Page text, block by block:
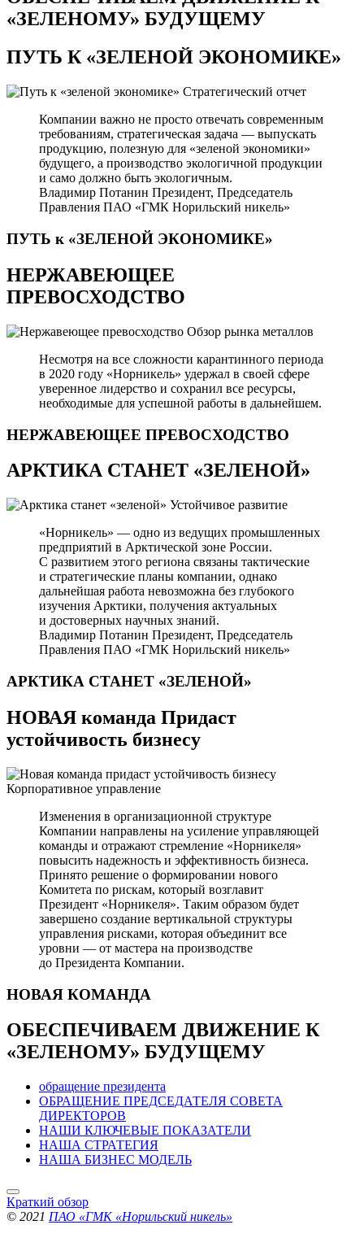
«ЗЕЛЕНОМУ» БУДУЩЕМУ
ПУТЬ К«ЗЕЛЕНОЙ ЭКОНОМИКЕ»
Стратегический отчет
Компании важно не просто отвечать современным
требованиям, стратегическая задача — выпускать
продукцию, полезную для «зеленой экономики»
будущего, а производство экологичной продукции
и само должно быть экологичным.
Владимир Потанин Президент, Председатель
Правления ПАО «ГМК Норильский никель»
ПУТЬ к «ЗЕЛЕНОЙ ЭКОНОМИКЕ»
НЕРЖАВЕЮЩЕЕ
ПРЕВОСХОДСТВО
Обзор рынка металлов
Несмотря на все сложности карантинного периода
в 2020 году «Норникель» удержал в своей сфере
уверенное лидерство и сохранил все ресурсы,
необходимые для успешной работы в дальнейшем.
НЕРЖАВЕЮЩЕЕ ПРЕВОСХОДСТВО
АРКТИКА СТАНЕТ «ЗЕЛЕНОЙ»
Устойчивое развитие
«Норникель» — одно из ведущих промышленных
предприятий в Арктической зоне России.
С развитием этого региона связаны тактические
и стратегические планы компании, однако
дальнейшая работа невозможна без глубокого
изучения Арктики, получения актуальных
и достоверных научных знаний.
Владимир Потанин Президент, Председатель
Правления ПАО «ГМК Норильский никель»
АРКТИКА СТАНЕТ «ЗЕЛЕНОЙ»
НОВАЯ команда Придаст
устойчивость бизнесу
Корпоративное управление
Изменения в организационной структуре
Компании направлены на усиление управляющей
команды и отражают стремление «Норникеля»
повысить надежность и эффективность бизнеса.
Принято решение о формировании нового
Комитета по рискам, который возглавит
Президент «Норникеля». Таким образом будет
завершено создание вертикальной структуры
управления рисками, которая объединит все
уровни — от мастера на производстве
до Президента Компании.
НОВАЯ КОМАНДА
ОБЕСПЕЧИВАЕМ ДВИЖЕНИЕ К
«ЗЕЛЕНОМУ» БУДУЩЕМУ
обращение президента
ОБРАЩЕНИЕ ПРЕДСЕДАТЕЛЯ СОВЕТА
ДИРЕКТОРОВ
НАШИ КЛЮЧЕВЫЕ ПОКАЗАТЕЛИ
НАША СТРАТЕГИЯ
НАША БИЗНЕС МОДЕЛЬ
Краткий обзор
© 2021 ПАО «ГМК «Норильский никель»